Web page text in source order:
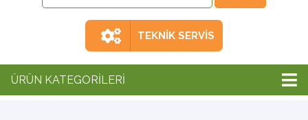
Japon Akmaz Yıkama
Ribon
TEKNİK SERVİS
ÜRÜN KATEGORİLERİ